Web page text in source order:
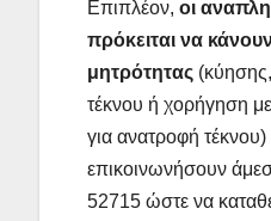
Επιπλέον, οι
πρόκειται να
μητρότητας
τέκνου ή χορήγηση
για ανατροφή
επικοινωνήσουν
52715 ώστε να